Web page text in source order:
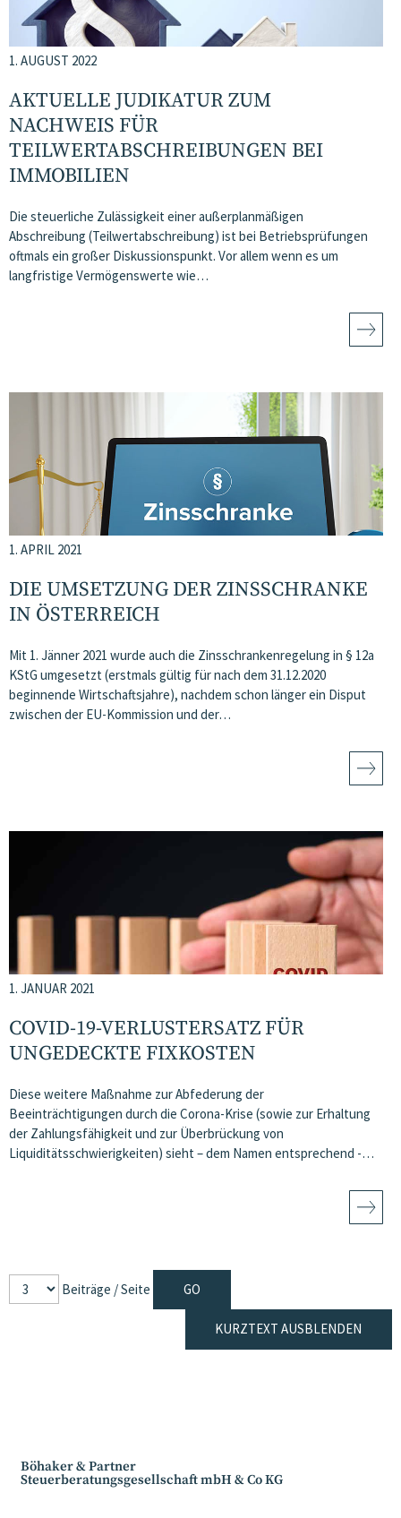
1. AUGUST 2022
AKTUELLE JUDIKATUR ZUM
NACHWEIS FÜR
TEILWERTABSCHREIBUNGEN BEI
IMMOBILIEN
Die steuerliche Zulässigkeit einer außerplanmäßigen
Abschreibung (Teilwertabschreibung) ist bei Betriebsprüfungen
oftmals ein großer Diskussionspunkt. Vor allem wenn es um
langfristige Vermögenswerte wie…
1. APRIL 2021
DIE UMSETZUNG DER ZINSSCHRANKE
IN ÖSTERREICH
Mit 1. Jänner 2021 wurde auch die Zinsschrankenregelung in § 12a
KStG umgesetzt (erstmals gültig für nach dem 31.12.2020
beginnende Wirtschaftsjahre), nachdem schon länger ein Disput
zwischen der EU-Kommission und der…
1. JANUAR 2021
COVID-19-VERLUSTERSATZ FÜR
UNGEDECKTE FIXKOSTEN
Diese weitere Maßnahme zur Abfederung der
Beeinträchtigungen durch die Corona-Krise (sowie zur Erhaltung
der Zahlungsfähigkeit und zur Überbrückung von
Liquiditätsschwierigkeiten) sieht – dem Namen entsprechend -…
Beiträge / Seite
KURZTEXT AUSBLENDEN
Böhaker & Partner
Steuerberatungsgesellschaft mbH & Co KG